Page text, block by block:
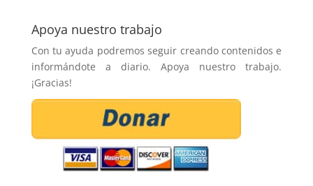
Apoya nuestro trabajo
Con tu ayuda podremos seguir creando contenidos e
informándote a diario. Apoya nuestro trabajo.
¡Gracias!